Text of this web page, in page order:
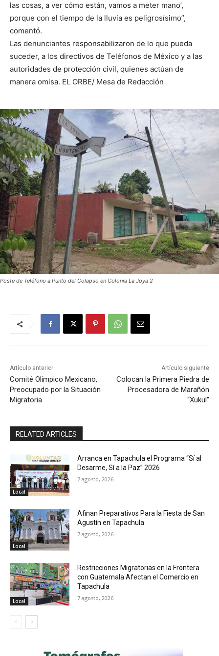
las cosas, a ver cómo están, vamos a meter mano’,
porque con el tiempo de la lluvia es peligrosísimo”,
comentó.
Las denunciantes responsabilizaron de lo que pueda
suceder, a los directivos de Teléfonos de México y a las
autoridades de protección civil, quienes actúan de
manera omisa. EL ORBE/ Mesa de Redacción
Poste de Teléfono a Punto del Colapso en Colonia La Joya 2
Artículo anterior
Comité Olímpico Mexicano,
Preocupado por la Situación
Migratoria
Artículo siguiente
Colocan la Primera Piedra de
Procesadora de Marañón
“Xukul”
RELATED ARTICLES
Local
Arranca en Tapachula el Programa “Sí al
Desarme, Sí a la Paz” 2026
7 agosto, 2026
Local
Afinan Preparativos Para la Fiesta de San
Agustín en Tapachula
7 agosto, 2026
Local
Restricciones Migratorias en la Frontera
con Guatemala Afectan el Comercio en
Tapachula
7 agosto, 2026